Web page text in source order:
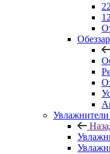
Увлажнители